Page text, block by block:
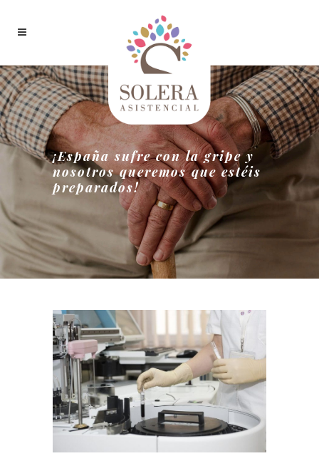
¡España sufre con la gripe y
nosotros queremos que estéis
preparados!